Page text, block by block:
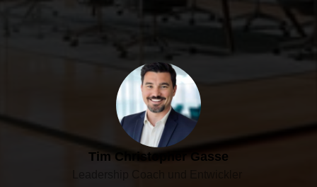
Tim Christopher Gasse